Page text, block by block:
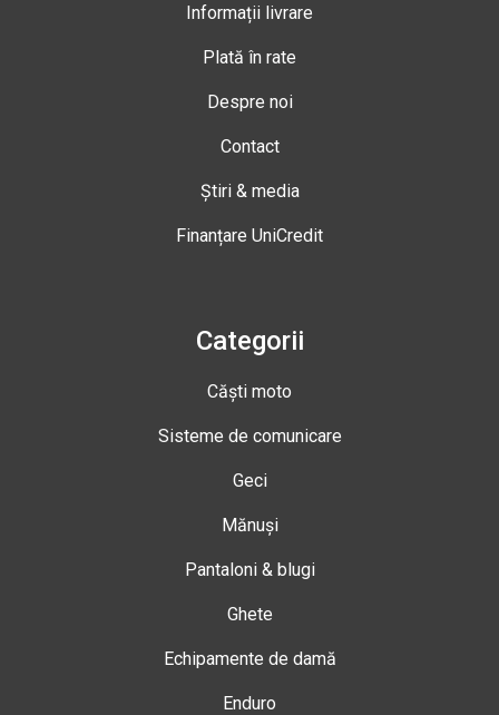
Informații livrare
Plată în rate
Despre noi
Contact
Știri & media
Finanțare UniCredit
Categorii
Căști moto
Sisteme de comunicare
Geci
Mănuși
Pantaloni & blugi
Ghete
Echipamente de damă
Enduro